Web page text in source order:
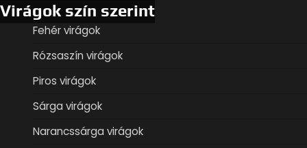
Virágok szín szerint
Fehér virágok
Rózsaszín virágok
Piros virágok
Sárga virágok
Narancssárga virágok